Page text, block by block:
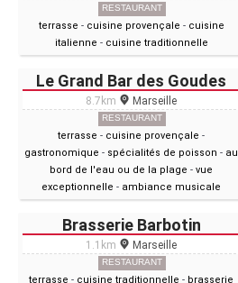
RESTAURANT
terrasse - cuisine provençale - cuisine
italienne - cuisine traditionnelle
Le Grand Bar des Goudes
8.7km Marseille
RESTAURANT
terrasse - cuisine provençale -
gastronomique - spécialités de poisson - au
bord de l'eau ou de la plage -vue
exceptionnelle - ambiance musicale
Brasserie Barbotin
1.1km Marseille
RESTAURANT
terrasse - cuisine traditionnelle - brasserie